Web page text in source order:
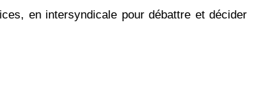
en intersyndicale pour débattre et décider